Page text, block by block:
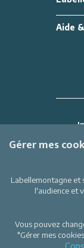
Aide
Gérer mes
Labellemontagne et
l'audience et
Vous pouvez
"Gérer mes